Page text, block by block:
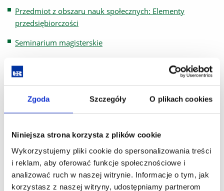
Zgoda Szczegóły O plikach cookies
Niniejsza strona korzysta z plików cookie
Wykorzystujemy pliki cookie do spersonalizowania treści
i reklam, aby oferować funkcje społecznościowe i
analizować ruch w naszej witrynie. Informacje o tym, jak
korzystasz z naszej witryny, udostępniamy partnerom
Przedmiot z obszaru nauk społecznych: Elementy
przedsiębiorczości
Seminarium magisterskie
Specjalność: Materiały nanokompozytowe
i funkcjonalne
Nowoczesne metody laserowe
Powłoki ochronne i ich wytwarzanie
Wytwarzanie właściwości materiałów twardych i
supertwardych